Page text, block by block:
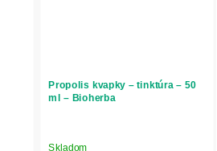
Propolis kvapky – tinktúra – 50
ml – Bioherba
Skladom